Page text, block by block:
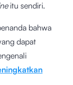
itu sendiri.
bahwa
dapat